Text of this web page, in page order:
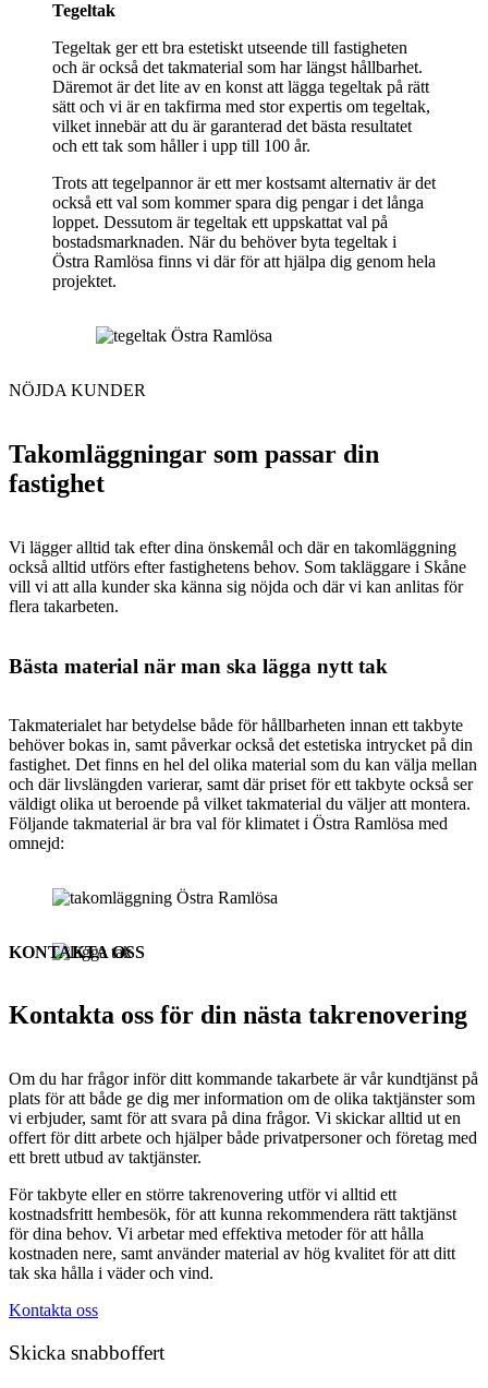
Tegeltak
Tegeltak ger ett bra estetiskt utseende till fastigheten
och är också det takmaterial som har längst hållbarhet.
Däremot är det lite av en konst att lägga tegeltak på rätt
sätt och vi är en takfirma med stor expertis om tegeltak,
vilket innebär att du är garanterad det bästa resultatet
och ett tak som håller i upp till 100 år.
Trots att tegelpannor är ett mer kostsamt alternativ är det
också ett val som kommer spara dig pengar i det långa
loppet. Dessutom är tegeltak ett uppskattat val på
bostadsmarknaden. När du behöver byta tegeltak i
Östra Ramlösa finns vi där för att hjälpa dig genom hela
projektet.
Takomläggningar som passar din
fastighet
Vi lägger alltid tak efter dina önskemål och där en takomläggning
också alltid utförs efter fastighetens behov. Som takläggare i Skåne
vill vi att alla kunder ska känna sig nöjda och där vi kan anlitas för
flera takarbeten.
NÖJDA KUNDER
Bästa material när man ska lägga nytt tak
Takmaterialet har betydelse både för hållbarheten innan ett takbyte
behöver bokas in, samt påverkar också det estetiska intrycket på din
fastighet. Det finns en hel del olika material som du kan välja mellan
och där livslängden varierar, samt där priset för ett takbyte också ser
väldigt olika ut beroende på vilket takmaterial du väljer att montera.
Följande takmaterial är bra val för klimatet i Östra Ramlösa med
omnejd:
Kontakta oss för din nästa takrenovering
Om du har frågor inför ditt kommande takarbete är vår kundtjänst på
plats för att både ge dig mer information om de olika taktjänster som
vi erbjuder, samt för att svara på dina frågor. Vi skickar alltid ut en
offert för ditt arbete och hjälper både privatpersoner och företag med
ett brett utbud av taktjänster.
För takbyte eller en större takrenovering utför vi alltid ett
kostnadsfritt hembesök, för att kunna rekommendera rätt taktjänst
för dina behov. Vi arbetar med effektiva metoder för att hålla
kostnaden nere, samt använder material av hög kvalitet för att ditt
tak ska hålla i väder och vind.
KONTAKTA OSS
Kontakta oss
Skicka snabboffert